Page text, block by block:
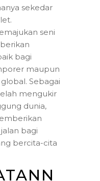
sekedar
seni
bagi
maupun
Sebagai
mengukir
dunia,
bagi
bercita-cita